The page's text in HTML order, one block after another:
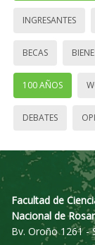
INGRESANTES
BECAS
100 AÑOS
DEBATES
Facultad de
Nacional de
Bv. Oroño 1261 -